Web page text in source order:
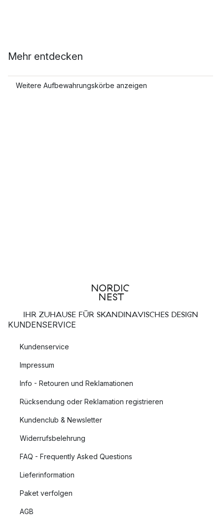
Mehr entdecken
Weitere Aufbewahrungskörbe anzeigen
IHR ZUHAUSE FÜR SKANDINAVISCHES DESIGN
KUNDENSERVICE
Kundenservice
Impressum
Info - Retouren und Reklamationen
Rücksendung oder Reklamation registrieren
Kundenclub & Newsletter
Widerrufsbelehrung
FAQ - Frequently Asked Questions
Lieferinformation
Paket verfolgen
AGB